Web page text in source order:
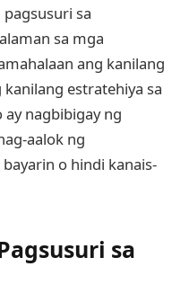
sa
sa mga
ang kanilang
estratehiya sa
nagbibigay ng
aalok ng
o hindi kanais-
sa